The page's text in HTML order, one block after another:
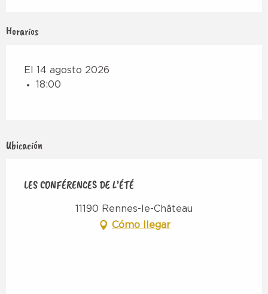
Horarios
El 14 agosto 2026
18:00
Ubicación
LES CONFÉRENCES DE L’ÉTÉ
11190 Rennes-le-Château
Cómo llegar